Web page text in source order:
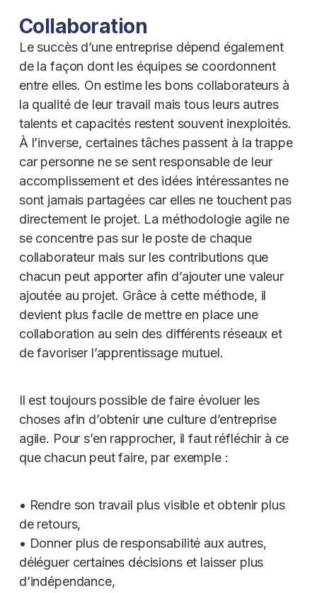
Collaboration
Le succès d’une entreprise dépend également
de la façon dont les équipes se coordonnent
entre elles. On estime les bons collaborateurs à
la qualité de leur travail mais tous leurs autres
talents et capacités restent souvent inexploités.
À l’inverse, certaines tâches passent à la trappe
car personne ne se sent responsable de leur
accomplissement et des idées intéressantes ne
sont jamais partagées car elles ne touchent pas
directement le projet. La méthodologie agile ne
se concentre pas sur le poste de chaque
collaborateur mais sur les contributions que
chacun peut apporter afin d’ajouter une valeur
ajoutée au projet. Grâce à cette méthode, il
devient plus facile de mettre en place une
collaboration au sein des différents réseaux et
de favoriser l’apprentissage mutuel.
Il est toujours possible de faire évoluer les
choses afin d’obtenir une culture d’entreprise
agile. Pour s’en rapprocher, il faut réfléchir à ce
que chacun peut faire, par exemple :
• Rendre son travail plus visible et obtenir plus
de retours,
• Donner plus de responsabilité aux autres,
déléguer certaines décisions et laisser plus
d’indépendance,